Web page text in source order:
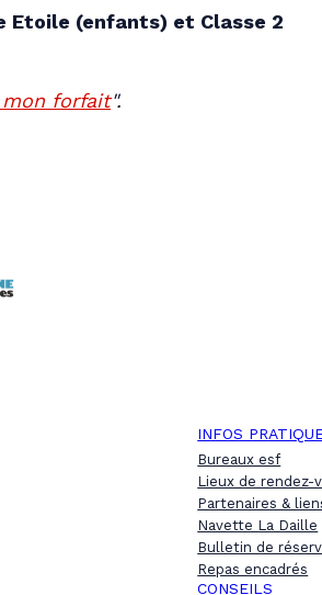
Etoile (enfants) et Classe 2
mon forfait".
INFOS
Bureaux esf
Lieux de rendez-
Partenaires &
Navette La Daille
Bulletin de
Repas encadrés
CONSEILS